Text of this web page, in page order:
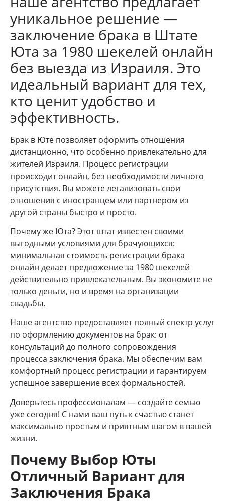
уникальное решение —
заключение брака в Штате
Юта за 1980 шекелей онлайн
без выезда из Израиля. Это
идеальный вариант для тех,
кто ценит удобство и
эффективность.
Брак в Юте позволяет оформить отношения
дистанционно, что особенно привлекательно для
жителей Израиля. Процесс регистрации
происходит онлайн, без необходимости личного
присутствия. Вы можете легализовать свои
отношения с иностранцем или партнером из
другой страны быстро и просто.
Почему же Юта? Этот штат известен своими
выгодными условиями для брачующихся:
минимальная стоимость регистрации брака
онлайн делает предложение за 1980 шекелей
действительно привлекательным. Вы экономите не
только деньги, но и время на организации
свадьбы.
Наше агентство предоставляет полный спектр услуг
по оформлению документов на брак: от
консультаций до полного сопровождения
процесса заключения брака. Мы обеспечим вам
комфортный процесс регистрации и гарантируем
успешное завершение всех формальностей.
Доверьтесь профессионалам — создайте семью
уже сегодня! С нами ваш путь к счастью станет
максимально простым и приятным шагом в вашей
жизни.
Почему Выбор Юты
Отличный Вариант для
Заключения Брака